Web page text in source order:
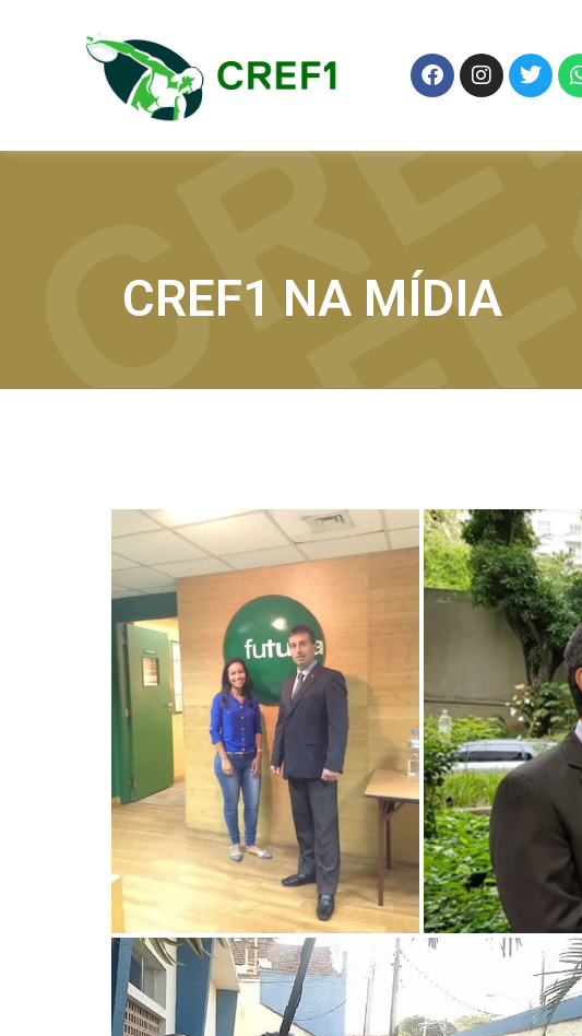
CREF1 NA MÍDIA